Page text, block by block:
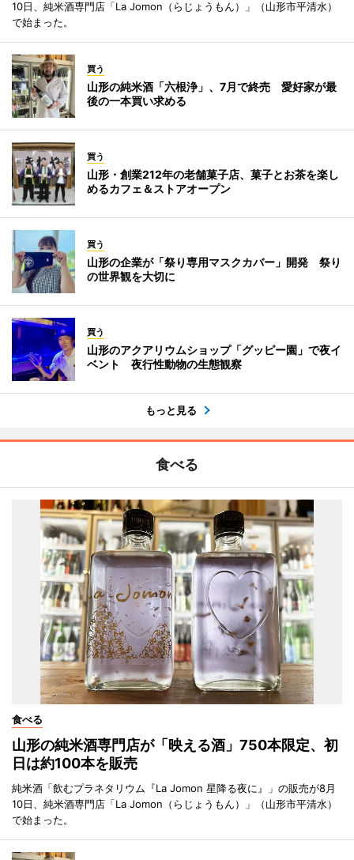
10日、純米酒専門店「La Jomon（らじょうもん）」（山形市平清水）
で始まった。
買う
山形の純米酒「六根浄」、7月で終売 愛好家が最
後の一本買い求める
買う
山形・創業212年の老舗菓子店、菓子とお茶を楽し
めるカフェ＆ストアオープン
買う
山形の企業が「祭り専用マスクカバー」開発 祭り
の世界観を大切に
買う
山形のアクアリウムショップ「グッピー園」で夜イ
ベント 夜行性動物の生態観察
もっと見る
食べる
食べる
山形の純米酒専門店が「映える酒」750本限定、初
日は約100本を販売
純米酒「飲むプラネタリウム『La Jomon 星降る夜に』」の販売が8月
10日、純米酒専門店「La Jomon（らじょうもん）」（山形市平清水）
で始まった。